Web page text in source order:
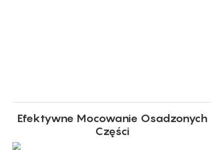
Efektywne Mocowanie Osadzonych
Części